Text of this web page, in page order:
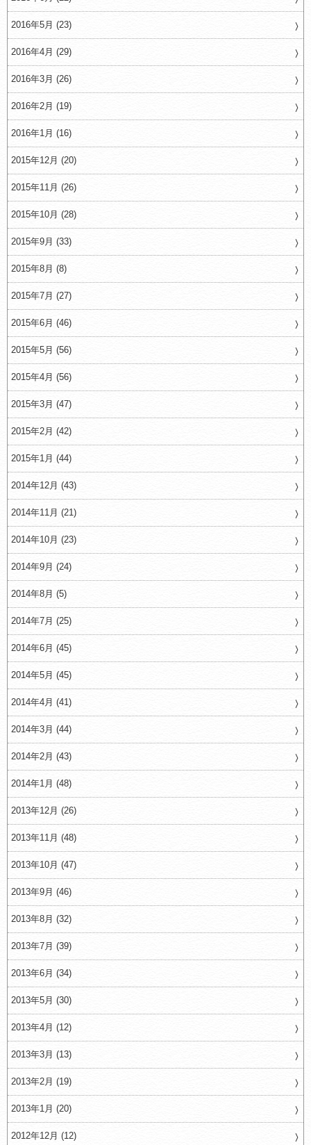
2016年5月 (23)
2016年4月 (29)
2016年3月 (26)
2016年2月 (19)
2016年1月 (16)
2015年12月 (20)
2015年11月 (26)
2015年10月 (28)
2015年9月 (33)
2015年8月 (8)
2015年7月 (27)
2015年6月 (46)
2015年5月 (56)
2015年4月 (56)
2015年3月 (47)
2015年2月 (42)
2015年1月 (44)
2014年12月 (43)
2014年11月 (21)
2014年10月 (23)
2014年9月 (24)
2014年8月 (5)
2014年7月 (25)
2014年6月 (45)
2014年5月 (45)
2014年4月 (41)
2014年3月 (44)
2014年2月 (43)
2014年1月 (48)
2013年12月 (26)
2013年11月 (48)
2013年10月 (47)
2013年9月 (46)
2013年8月 (32)
2013年7月 (39)
2013年6月 (34)
2013年5月 (30)
2013年4月 (12)
2013年3月 (13)
2013年2月 (19)
2013年1月 (20)
2012年12月 (12)